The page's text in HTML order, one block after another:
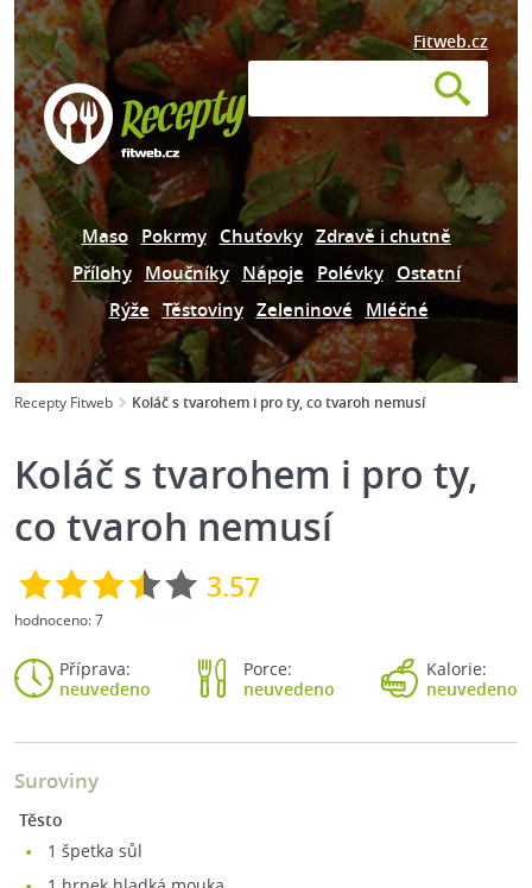
Fitweb.cz
Maso Pokrmy Chuťovky Zdravě i chutně
Přílohy Moučníky Nápoje Polévky Ostatní
Rýže Těstoviny Zeleninové Mléčné
Recepty Fitweb Koláč s tvarohem i pro ty, co tvaroh nemusí
Koláč s tvarohem i pro ty,
co tvaroh nemusí
3.57
hodnoceno:7
Příprava:
neuvedeno
Porce:
neuvedeno
Kalorie:
neuvedeno
Suroviny
Těsto
1 špetka sůl